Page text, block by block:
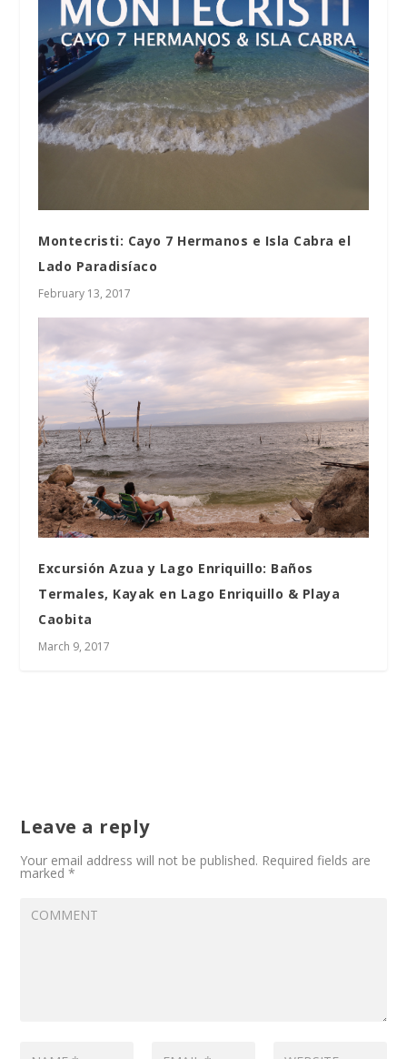
Montecristi: Cayo 7 Hermanos e Isla Cabra el
Lado Paradisíaco
February 13, 2017
Excursión Azua y Lago Enriquillo: Baños
Termales, Kayak en Lago Enriquillo & Playa
Caobita
March 9, 2017
Leave a reply
Your email address will not be published. Required fields are
marked*